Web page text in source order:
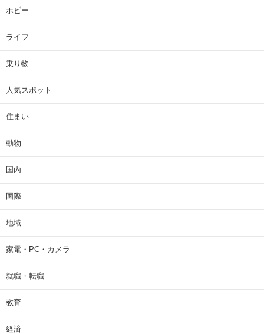
ホビー
ライフ
乗り物
人気スポット
住まい
動物
国内
国際
地域
家電・PC・カメラ
就職・転職
教育
経済